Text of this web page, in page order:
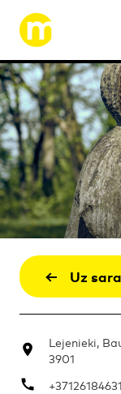
Uz
Lejenieki,
3901
+37126184631